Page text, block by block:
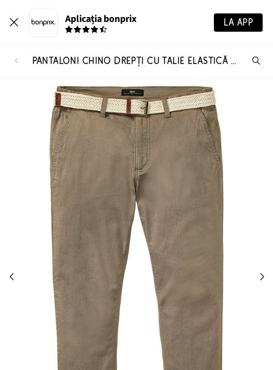
Aplicația bonprix LA APP
PANTALONI CHINO DREPȚI CU TALIE ELASTICĂ ȘI CUREA, REGULAR FIT